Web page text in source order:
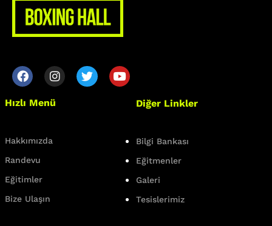
Hızlı Menü
Hakkımızda
Randevu
Eğitimler
Bize Ulaşın
Diğer Linkler
Bilgi Bankası
Eğitmenler
Galeri
Tesislerimiz